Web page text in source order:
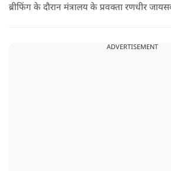
ब्रीफिंग के दौरान मंत्रालय के प्रवक्ता रणधीर
ADVERTISEMENT